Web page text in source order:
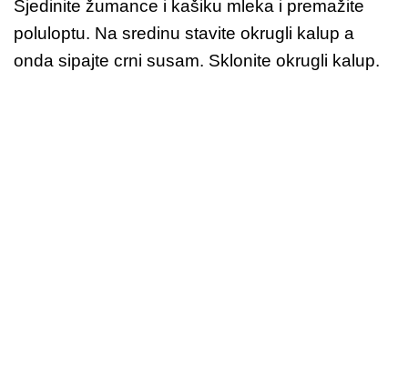
Sjedinite žumance i kašiku mleka i premažite
poluloptu. Na sredinu stavite okrugli kalup a
onda sipajte crni susam. Sklonite okrugli kalup.